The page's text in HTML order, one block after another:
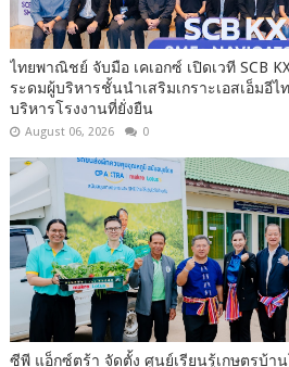
ไทยพาณิชย์ จับมือ เคเอกซ์ เปิดเวที SCB
ระดมผู้บริหารชั้นนำเสริมเกราะเอสเอ็มอี
บริหารโรงงานที่ยั่งยืน
August 06, 2026 0
ซีพี แอ็กซ์ตร้า จัดตั้ง ศูนย์เรียนรู้เกษตรบ้า